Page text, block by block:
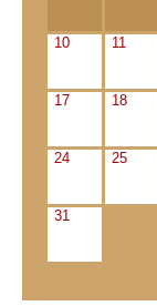
10 11
17 18
24 25
31